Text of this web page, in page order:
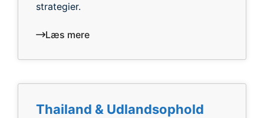
strategier.
Læs mere
Thailand & Udlandsophold